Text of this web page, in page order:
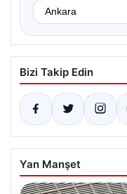
Bizi Takip Edin
Yan Manşet